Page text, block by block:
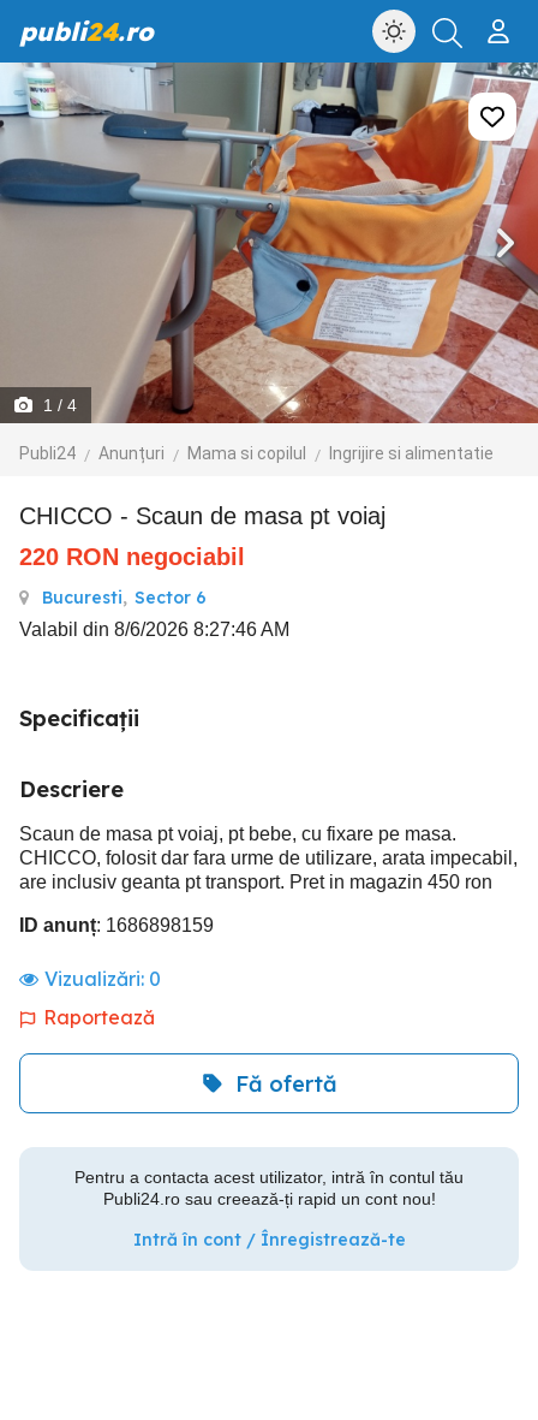
publi24.ro
1 / 4
Publi24 Anunțuri Mama si copilul Ingrijire si alimentatie
CHICCO - Scaun de masa pt voiaj
220 RON negociabil
Bucuresti, Sector 6
Valabil din 8/6/2026 8:27:46 AM
Specificații
Descriere
Scaun de masa pt voiaj, pt bebe, cu fixare pe masa.
CHICCO, folosit dar fara urme de utilizare, arata impecabil,
are inclusiv geanta pt transport. Pret in magazin 450 ron
ID anunț: 1686898159
Vizualizări: 0
Raportează
Fă ofertă
Pentru a contacta acest utilizator, intră în contul tău
Publi24.ro sau creează-ți rapid un cont nou!
Intră în cont / Înregistrează-te